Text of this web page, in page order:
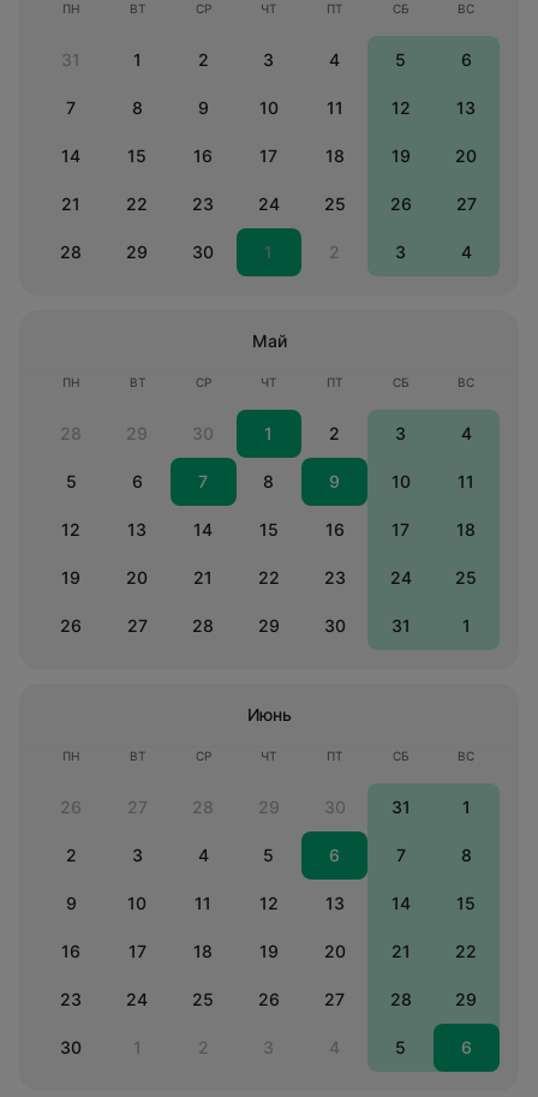
ПН ВТ СР ЧТ ПТ СБ ВС
31 1 2 3 4 5 6
7 8 9 10 11 12 13
14 15 16 17 18 19 20
21 22 23 24 25 26 27
28 29 30 1 2 3 4
Май
ПН ВТ СР ЧТ ПТ СБ ВС
28 29 30 1 2 3 4
5 6 7 8 9 10 11
12 13 14 15 16 17 18
19 20 21 22 23 24 25
26 27 28 29 30 31 1
Июнь
ПН ВТ СР ЧТ ПТ СБ ВС
26 27 28 29 30 31 1
2 3 4 5 6 7 8
9 10 11 12 13 14 15
16 17 18 19 20 21 22
23 24 25 26 27 28 29
30 1 2 3 4 5 6